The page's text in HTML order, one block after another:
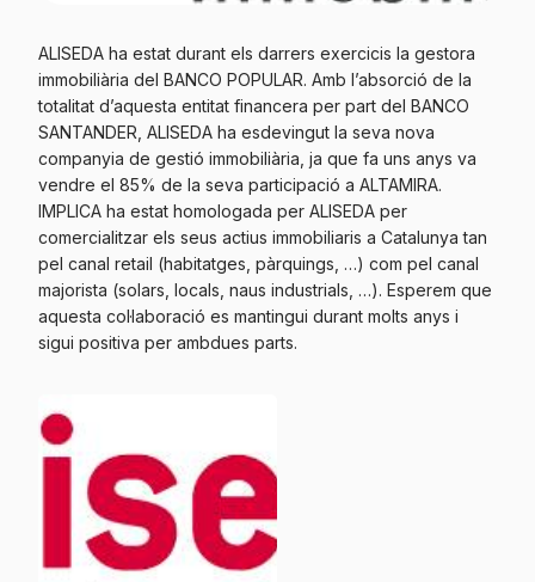
ALISEDA ha estat durant els darrers exercicis la gestora
immobiliària del BANCO POPULAR. Amb l’absorció de la
totalitat d’aquesta entitat financera per part del BANCO
SANTANDER, ALISEDA ha esdevingut la seva nova
companyia de gestió immobiliària, ja que fa uns anys va
vendre el 85% de la seva participació a ALTAMIRA.
IMPLICA ha estat homologada per ALISEDA per
comercialitzar els seus actius immobiliaris a Catalunya tan
pel canal retail (habitatges, pàrquings, …) com pel canal
majorista (solars, locals, naus industrials, …). Esperem que
aquesta col·laboració es mantingui durant molts anys i
sigui positiva per ambdues parts.